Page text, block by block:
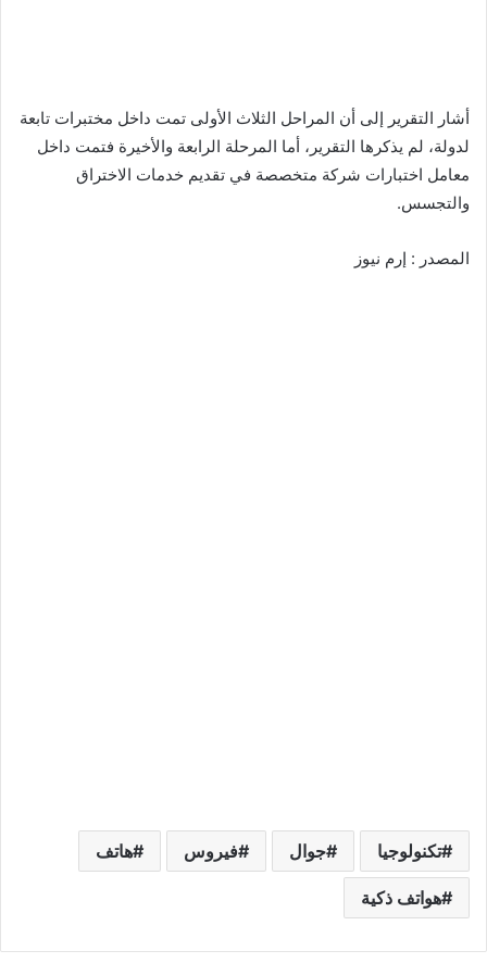
أشار التقرير إلى أن المراحل الثلاث الأولى تمت داخل مختبرات تابعة
لدولة، لم يذكرها التقرير، أما المرحلة الرابعة والأخيرة فتمت داخل
معامل اختبارات شركة متخصصة في تقديم خدمات الاختراق
والتجسس.
المصدر : إرم نيوز
تكنولوجيا جوال فيروس هاتف
هواتف ذكية